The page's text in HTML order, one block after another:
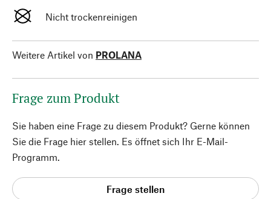
Nicht trockenreinigen
Weitere Artikel von PROLANA
Frage zum Produkt
Sie haben eine Frage zu diesem Produkt? Gerne können
Sie die Frage hier stellen. Es öffnet sich Ihr E-Mail-
Programm.
Frage stellen